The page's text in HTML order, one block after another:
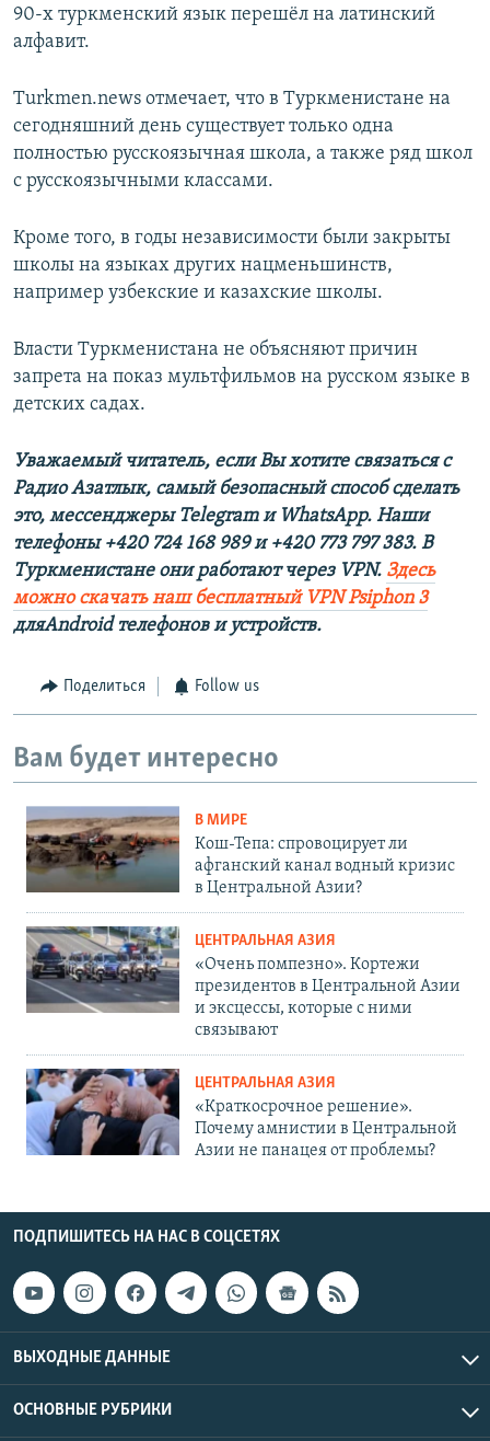
90-х туркменский язык перешёл на латинский
алфавит.
Turkmen.news отмечает, что в Туркменистане на
сегодняшний день существует только одна
полностью русскоязычная школа, а также ряд школ
с русскоязычными классами.
Кроме того, в годы независимости были закрыты
школы на языках других нацменьшинств,
например узбекские и казахские школы.
Власти Туркменистана не объясняют причин
запрета на показ мультфильмов на русском языке в
детских садах.
Уважаемый читатель, если Вы хотите связаться с
Радио Азатлык, самый безопасный способ сделать
это, мессенджеры Telegram и WhatsApp. Наши
телефоны +420 724 168 989 и +420 773 797 383. В
Туркменистане они работают через VPN. Здесь
можно скачать наш бесплатный VPN Psiphon 3
дляAndroid телефонов и устройств.
Поделиться Follow us
Вам будет интересно
В МИРЕ
Кош-Тепа: спровоцирует ли
афганский канал водный кризис
в Центральной Азии?
ЦЕНТРАЛЬНАЯ АЗИЯ
«Очень помпезно». Кортежи
президентов в Центральной Азии
и эксцессы, которые с ними
связывают
ЦЕНТРАЛЬНАЯ АЗИЯ
«Краткосрочное решение».
Почему амнистии в Центральной
Азии не панацея от проблемы?
ПОДПИШИТЕСЬ НА НАС В СОЦСЕТЯХ
ВЫХОДНЫЕ ДАННЫЕ
ОСНОВНЫЕ РУБРИКИ